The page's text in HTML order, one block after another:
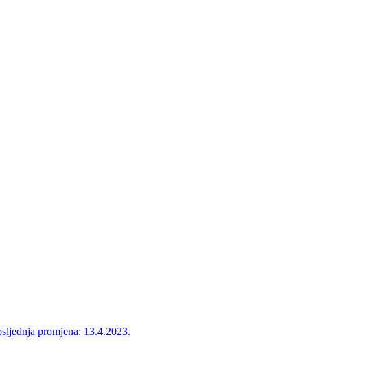
promjena: 13.4.2023.